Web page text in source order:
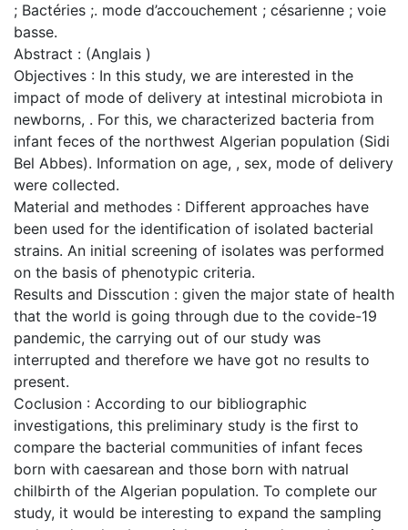
; Bactéries ;. mode d’accouchement ; césarienne ; voie
basse.
Abstract : (Anglais )
Objectives : In this study, we are interested in the
impact of mode of delivery at intestinal microbiota in
newborns, . For this, we characterized bacteria from
infant feces of the northwest Algerian population (Sidi
Bel Abbes). Information on age, , sex, mode of delivery
were collected.
Material and methodes : Different approaches have
been used for the identification of isolated bacterial
strains. An initial screening of isolates was performed
on the basis of phenotypic criteria.
Results and Disscution : given the major state of health
that the world is going through due to the covide-19
pandemic, the carrying out of our study was
interrupted and therefore we have got no results to
present.
Coclusion : According to our bibliographic
investigations, this preliminary study is the first to
compare the bacterial communities of infant feces
born with caesarean and those born with natrual
chilbirth of the Algerian population. To complete our
study, it would be interesting to expand the sampling